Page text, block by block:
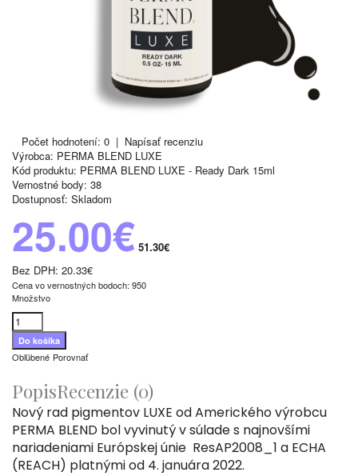
Počet hodnotení: 0 | Napísať recenziu
Výrobca: PERMA BLEND LUXE
Kód produktu: PERMA BLEND LUXE - Ready Dark 15ml
Vernostné body: 38
Dostupnosť: Skladom
25.00€ 51.30€
Bez DPH: 20.33€
Cena vo vernostných bodoch: 950
Množstvo
Obľúbené Porovnať
PopisRecenzie (0)
Nový rad pigmentov LUXE od Amerického výrobcu
PERMA BLEND bol vyvinutý v súlade s najnovšími
nariadeniami Európskej únie ResAP2008_1 a ECHA
(REACH) platnými od 4. januára 2022.